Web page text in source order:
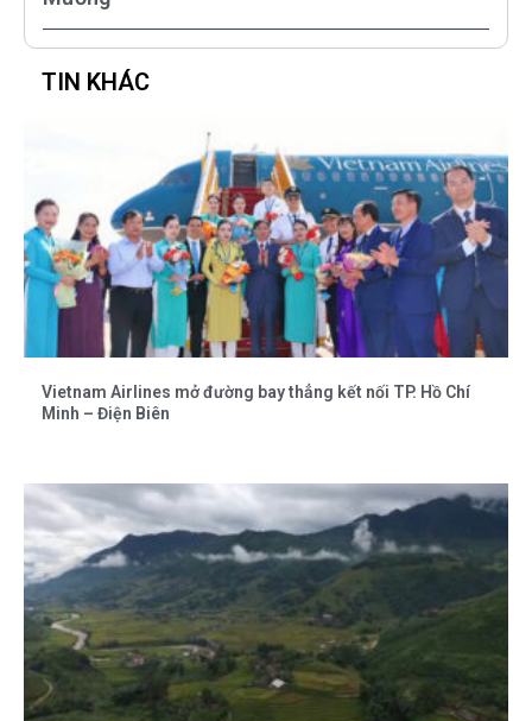
TIN KHÁC
Vietnam Airlines mở đường bay thẳng kết nối TP. Hồ Chí
Minh – Điện Biên